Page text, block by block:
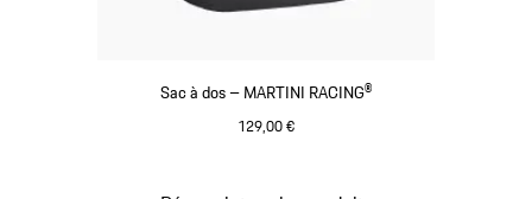
Sac à dos – MARTINI RACING®
129,00 €